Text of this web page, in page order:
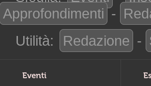
Approfondimenti -
Utilità:
Redazione -
Eventi